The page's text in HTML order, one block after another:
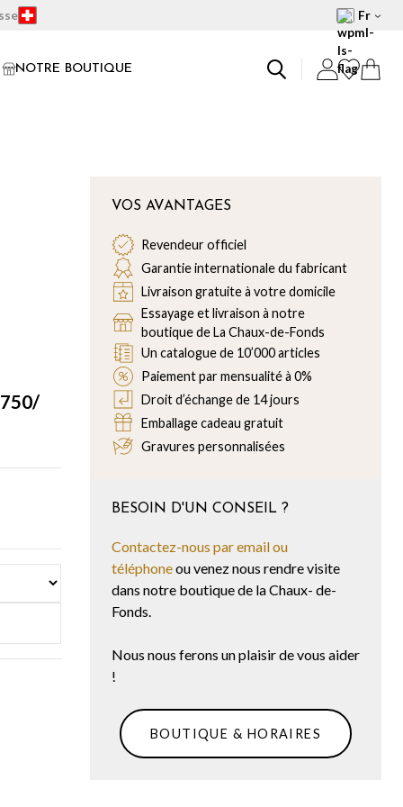
Fr
NOTRE BOUTIQUE
VOS AVANTAGES
Revendeur officiel
Garantie internationale du fabricant
Livraison gratuite à votre domicile
Essayage et livraison à notre
boutique de La Chaux-de-Fonds
Un catalogue de 10’000 articles
Paiement par mensualité à 0%
Droit d’échange de 14 jours
Emballage cadeau gratuit
Gravures personnalisées
BESOIN D'UN CONSEIL ?
Contactez-nous par email ou
téléphoneou venez nous rendre visite
dans notre boutique de la Chaux- de-
Fonds.
Nous nous ferons un plaisir de vous aider
!
BOUTIQUE & HORAIRES